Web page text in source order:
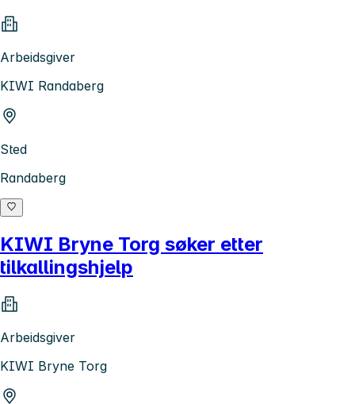
Arbeidsgiver
KIWI Randaberg
Sted
Randaberg
KIWI Bryne Torg søker etter
tilkallingshjelp
Arbeidsgiver
KIWI Bryne Torg